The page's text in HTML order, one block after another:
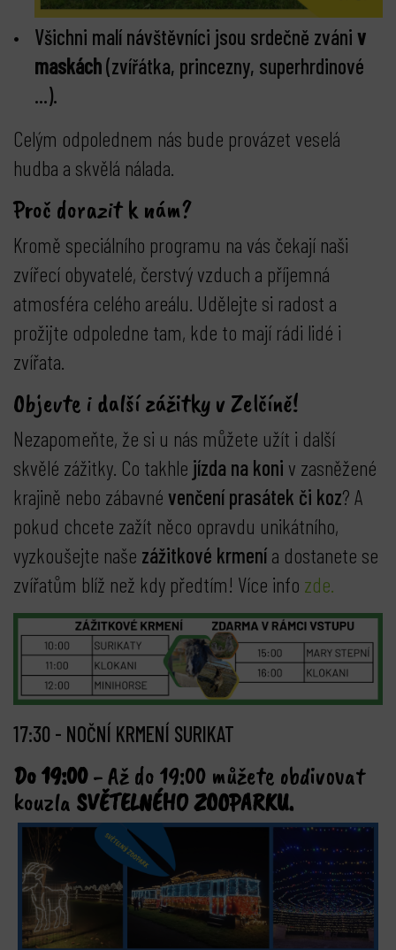
Všichni malí návštěvníci jsou srdečně zváni v
maskách(zvířátka, princezny, superhrdinové
...).
Celým odpolednem nás bude provázet veselá
hudba a skvělá nálada.
Proč dorazit k nám?
Kromě speciálního programu na vás čekají naši
zvířecí obyvatelé, čerstvý vzduch a příjemná
atmosféra celého areálu. Udělejte si radost a
prožijte odpoledne tam, kde to mají rádi lidé i
zvířata.
Objevte i další zážitky v Zelčíně!
Nezapomeňte, že si u nás můžete užít i další
skvělé zážitky. Co takhle jízda na koni v zasněžené
krajině nebo zábavné venčení prasátek či koz? A
pokud chcete zažít něco opravdu unikátního,
vyzkoušejte naše zážitkové krmení a dostanete se
zvířatům blíž než kdy předtím! Více info zde.
17:30 - NOČNÍ KRMENÍ SURIKAT
Do 19:00- Až do 19:00 můžete obdivovat
kouzla SVĚTELNÉHO ZOOPARKU.